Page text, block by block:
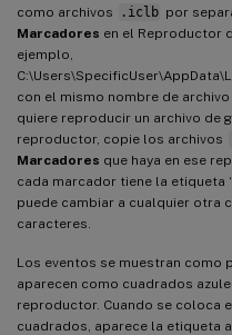
como archivos
.iclb por
Marcadores en el Reproductor
ejemplo,
con el mismo nombre de
quiere reproducir un archivo de
reproductor, copie los archivos
Marcadores que haya en ese
cada marcador tiene la etiqueta
puede cambiar a cualquier otra
caracteres.
Los eventos se muestran como
aparecen como cuadrados
reproductor. Cuando se coloca
cuadrados, aparece la etiqueta